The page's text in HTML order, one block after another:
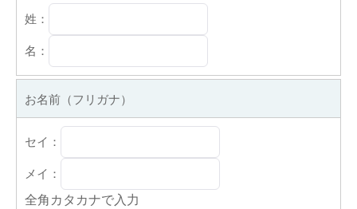
姓：
名：
お名前（フリガナ）
セイ：
メイ：
全角カタカナで入力